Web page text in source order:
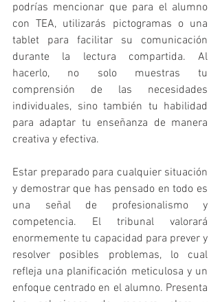
podrías mencionar que para el alumno
con TEA, utilizarás pictogramas o una
tablet para facilitar su comunicación
durante la lectura compartida. Al
hacerlo, no solo muestras tu
comprensión de las necesidades
individuales, sino también tu habilidad
para adaptar tu enseñanza de manera
creativa y efectiva.
Estar preparado para cualquier situación
y demostrar que has pensado en todo es
una señal de profesionalismo y
competencia. El tribunal valorará
enormemente tu capacidad para prever y
resolver posibles problemas, lo cual
refleja una planificación meticulosa y un
enfoque centrado en el alumno. Presenta